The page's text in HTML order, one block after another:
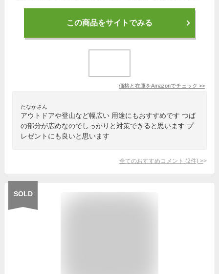
この商品をサイトでみる
価格と在庫をAmazonでチェック >>
たなかさん
アウトドアや登山など幅広い 用途にもおすすめです つば
の部分が広めなのでしっかりと対策できると思います プ
レゼントにも良いと思います
全てのおすすめコメント (2件) >
SOLD